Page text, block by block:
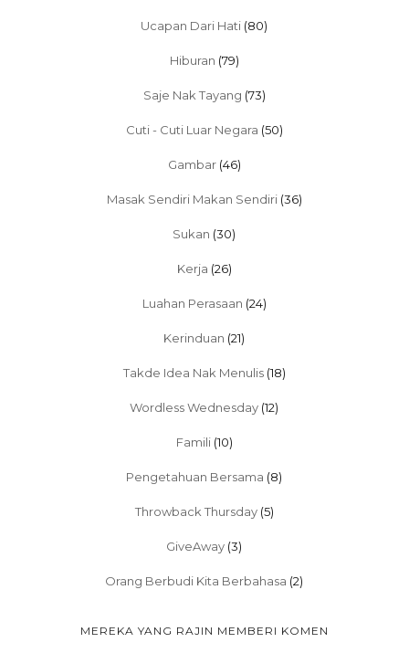
Ucapan Dari Hati (80)
Hiburan (79)
Saje Nak Tayang (73)
Cuti - Cuti Luar Negara (50)
Gambar (46)
Masak Sendiri Makan Sendiri (36)
Sukan (30)
Kerja (26)
Luahan Perasaan (24)
Kerinduan (21)
Takde Idea Nak Menulis (18)
Wordless Wednesday (12)
Famili (10)
Pengetahuan Bersama (8)
Throwback Thursday (5)
GiveAway (3)
Orang Berbudi Kita Berbahasa (2)
MEREKA YANG RAJIN MEMBERI KOMEN